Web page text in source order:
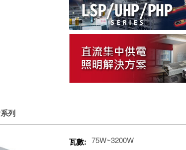
列
瓦數: 75W~3200W